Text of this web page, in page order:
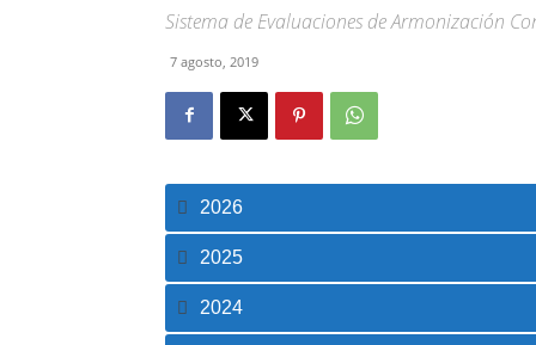
Sistema de Evaluaciones de Armonización
7 agosto, 2019
2026
2025
2024